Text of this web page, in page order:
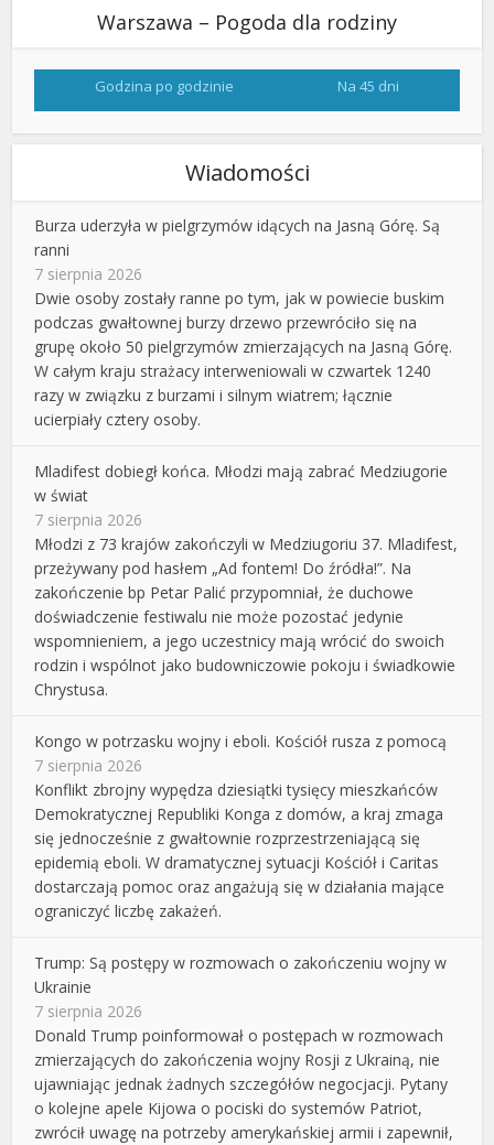
Warszawa – Pogoda dla rodziny
Godzina po godzinie Na 45 dni
Wiadomości
Burza uderzyła w pielgrzymów idących na Jasną Górę. Są
ranni
7 sierpnia 2026
Dwie osoby zostały ranne po tym, jak w powiecie buskim
podczas gwałtownej burzy drzewo przewróciło się na
grupę około 50 pielgrzymów zmierzających na Jasną Górę.
W całym kraju strażacy interweniowali w czwartek 1240
razy w związku z burzami i silnym wiatrem; łącznie
ucierpiały cztery osoby.
Mladifest dobiegł końca. Młodzi mają zabrać Medziugorie
w świat
7 sierpnia 2026
Młodzi z 73 krajów zakończyli w Medziugoriu 37. Mladifest,
przeżywany pod hasłem „Ad fontem! Do źródła!”. Na
zakończenie bp Petar Palić przypomniał, że duchowe
doświadczenie festiwalu nie może pozostać jedynie
wspomnieniem, a jego uczestnicy mają wrócić do swoich
rodzin i wspólnot jako budowniczowie pokoju i świadkowie
Chrystusa.
Kongo w potrzasku wojny i eboli. Kościół rusza z pomocą
7 sierpnia 2026
Konflikt zbrojny wypędza dziesiątki tysięcy mieszkańców
Demokratycznej Republiki Konga z domów, a kraj zmaga
się jednocześnie z gwałtownie rozprzestrzeniającą się
epidemią eboli. W dramatycznej sytuacji Kościół i Caritas
dostarczają pomoc oraz angażują się w działania mające
ograniczyć liczbę zakażeń.
Trump: Są postępy w rozmowach o zakończeniu wojny w
Ukrainie
7 sierpnia 2026
Donald Trump poinformował o postępach w rozmowach
zmierzających do zakończenia wojny Rosji z Ukrainą, nie
ujawniając jednak żadnych szczegółów negocjacji. Pytany
o kolejne apele Kijowa o pociski do systemów Patriot,
zwrócił uwagę na potrzeby amerykańskiej armii i zapewnił,